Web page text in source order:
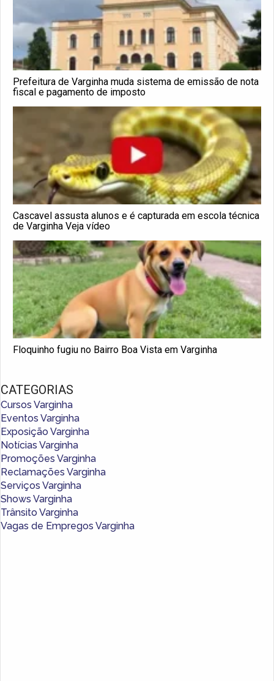
Prefeitura de Varginha muda sistema de emissão de nota
fiscal e pagamento de imposto
Cascavel assusta alunos e é capturada em escola técnica
de Varginha Veja vídeo
Floquinho fugiu no Bairro Boa Vista em Varginha
CATEGORIAS
Cursos Varginha
Eventos Varginha
Exposição Varginha
Notícias Varginha
Promoções Varginha
Reclamações Varginha
Serviços Varginha
Shows Varginha
Trânsito Varginha
Vagas de Empregos Varginha